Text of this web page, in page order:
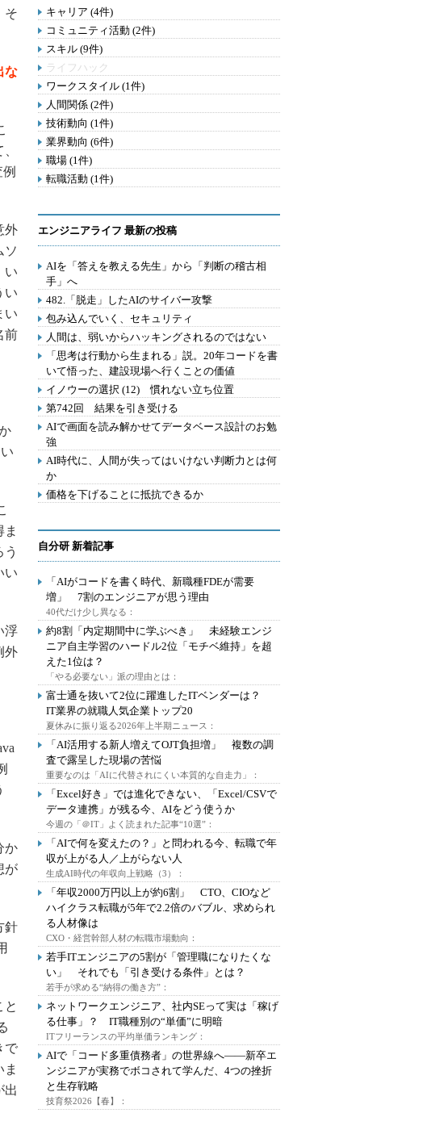
そ
な
外
ソ
い
い
い
前
い
浮
外
か
が
針
と
で
出
キャリア (4件)
コミュニティ活動 (2件)
スキル (9件)
ライフハック
ワークスタイル (1件)
人間関係 (2件)
技術動向 (1件)
業界動向 (6件)
職場 (1件)
転職活動 (1件)
エンジニアライフ 最新の投稿
AIを「答えを教える先生」から「判断の稽古相
手」へ
482.「脱走」したAIのサイバー攻撃
包み込んでいく、セキュリティ
人間は、弱いからハッキングされるのではない
「思考は行動から生まれる」説。20年コードを書
いて悟った、建設現場へ行くことの価値
イノウーの選択 (12) 慣れない立ち位置
第742回 結果を引き受ける
AIで画面を読み解かせてデータベース設計のお勉
強
AI時代に、人間が失ってはいけない判断力とは何
か
価格を下げることに抵抗できるか
自分研 新着記事
「AIがコードを書く時代、新職種FDEが需要
増」 7割のエンジニアが思う理由
40代だけ少し異なる：
約8割「内定期間中に学ぶべき」 未経験エンジ
ニア自主学習のハードル2位「モチベ維持」を超
えた1位は？
「やる必要ない」派の理由とは：
富士通を抜いて2位に躍進したITベンダーは？
IT業界の就職人気企業トップ20
夏休みに振り返る2026年上半期ニュース：
「AI活用する新人増えてOJT負担増」 複数の調
査で露呈した現場の苦悩
重要なのは「AIに代替されにくい本質的な自走力」：
「Excel好き」では進化できない、「Excel/CSVで
データ連携」が残る今、AIをどう使うか
今週の「＠IT」よく読まれた記事“10選”：
「AIで何を変えたの？」と問われる今、転職で年
収が上がる人／上がらない人
生成AI時代の年収向上戦略（3）：
「年収2000万円以上が約6割」 CTO、CIOなど
ハイクラス転職が5年で2.2倍のバブル、求められ
る人材像は
CXO・経営幹部人材の転職市場動向：
若手ITエンジニアの5割が「管理職になりたくな
い」 それでも「引き受ける条件」とは？
若手が求める“納得の働き方”：
ネットワークエンジニア、社内SEって実は「稼げ
る仕事」？ IT職種別の“単価”に明暗
ITフリーランスの平均単価ランキング：
AIで「コード多重債務者」の世界線へ――新卒エ
ンジニアが実務でボコされて学んだ、4つの挫折
と生存戦略
技育祭2026【春】：